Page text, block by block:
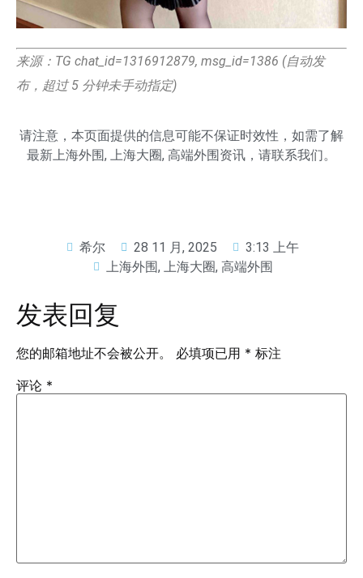
来源：TG chat_id=1316912879, msg_id=1386 (自动发
布，超过 5 分钟未手动指定)
请注意，本页面提供的信息可能不保证时效性，如需了解
最新 上海外围, 上海大圈, 高端外围资讯，请联系我们。
希尔 28 11 月, 2025
3:13 上午
上海外围, 上海大圈, 高端外围
发表回复
您的邮箱地址不会被公开。 必填项已用 * 标注
评论 *